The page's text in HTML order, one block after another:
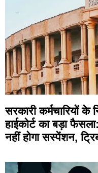
सरकारी कर्मचारियों
हाईकोर्ट का बड़ा
नहीं होगा सस्पेंशन,